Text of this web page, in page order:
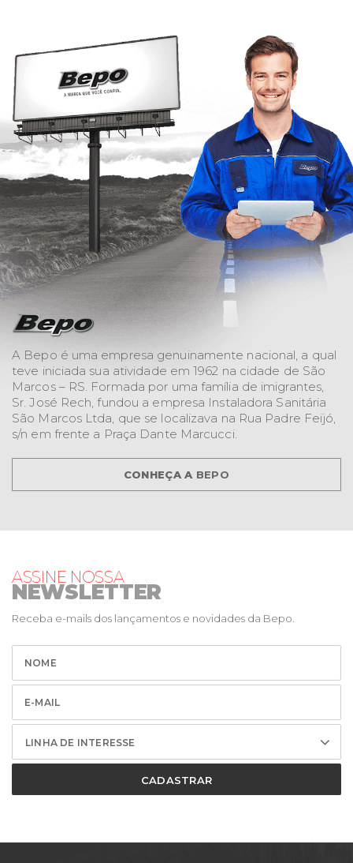
A Bepo é uma empresa genuinamente nacional, a qual
teve iniciada sua atividade em 1962 na cidade de São
Marcos – RS. Formada por uma família de imigrantes,
Sr. José Rech, fundou a empresa Instaladora Sanitária
São Marcos Ltda, que se localizava na Rua Padre Feijó,
s/n em frente a Praça Dante Marcucci.
CONHEÇA A BEPO
ASSINE NOSSA
NEWSLETTER
Receba e-mails dos lançamentos e novidades da Bepo.
LINHA DE INTERESSE
CADASTRAR